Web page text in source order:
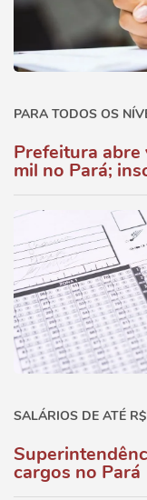
PARA TODOS OS
Prefeitura abre
mil no Pará;
SALÁRIOS DE ATÉ
cargos no Pará